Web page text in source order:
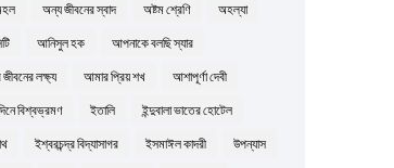
অন্য জীবনের স্বাদ অষ্টম শ্রেণি অহল্যা
আনিসুল হক আপনাকে বলছি স্যার
লক্ষ্য আমার প্রিয় শখ আশাপূর্ণা দেবী
বিশ্বভ্রমণ ইতালি ইন্দুবালা ভাতের হোটেল
ইশ্বরচন্দ্র বিদ্যাসাগর ইসমাঈল কাদরী উপন্যাস